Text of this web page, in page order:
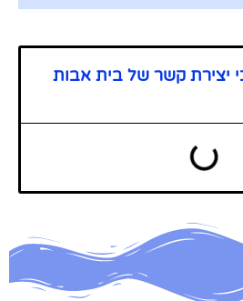
יצירת קשר של בית אבות